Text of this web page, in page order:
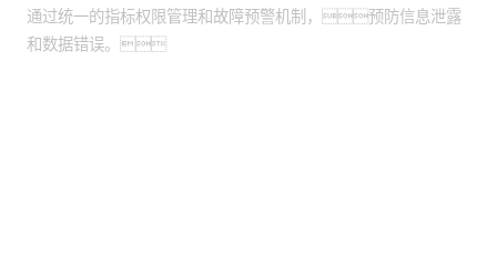
通过统一的指标权限管理和故障预警机制，预防信息泄露
和数据错误。